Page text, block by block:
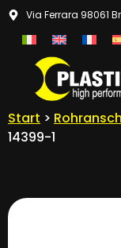
Via Ferrara 98061
Start >
14399-1